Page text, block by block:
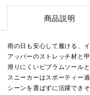
商品説明
雨の日も安心して履ける、
アッパーのストレッチ材と
滑りにくいビブラムソール
スニーカーはスポーティー
シーンを選ばずに活躍できそ